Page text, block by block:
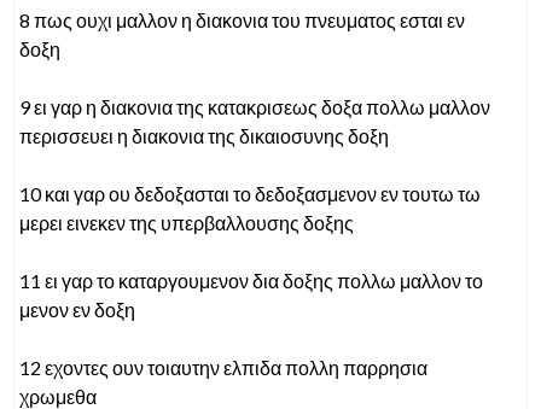
8 πως ουχι μαλλον η διακονια του πνευματος εσται εν
δοξη
9 ει γαρ η διακονια της κατακρισεως δοξα πολλω μαλλον
περισσευει η διακονια της δικαιοσυνης δοξη
10 και γαρ ου δεδοξασται το δεδοξασμενον εν τουτω τω
μερει εινεκεν της υπερβαλλουσης δοξης
11 ει γαρ το καταργουμενον δια δοξης πολλω μαλλον το
μενον εν δοξη
12 εχοντες ουν τοιαυτην ελπιδα πολλη παρρησια
χρωμεθα